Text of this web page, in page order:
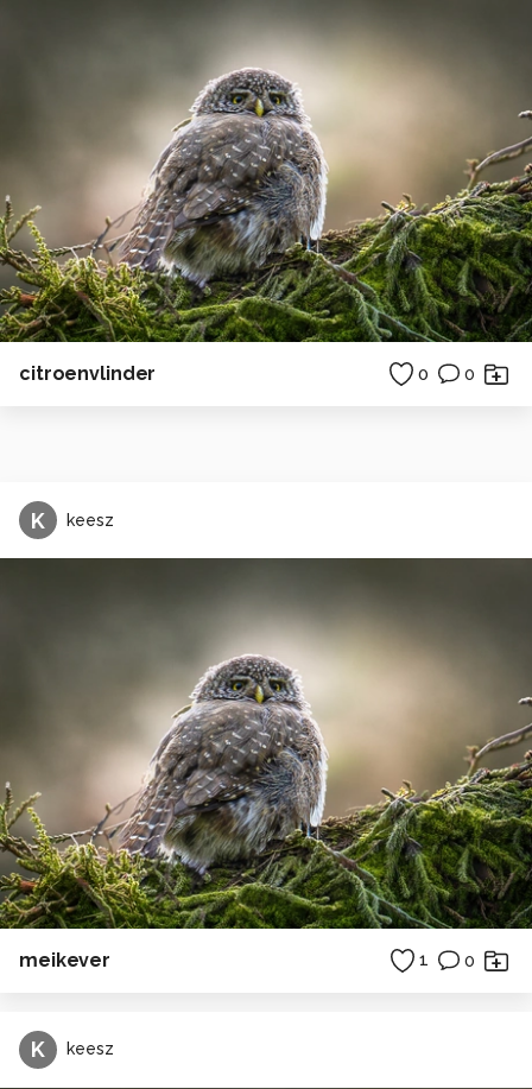
citroenvlinder 0 0
K keesz
meikever 1 0
K keesz